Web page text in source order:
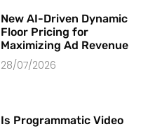
New AI-Driven Dynamic
Floor Pricing for
Maximizing Ad Revenue
28/07/2026
Is Programmatic Video